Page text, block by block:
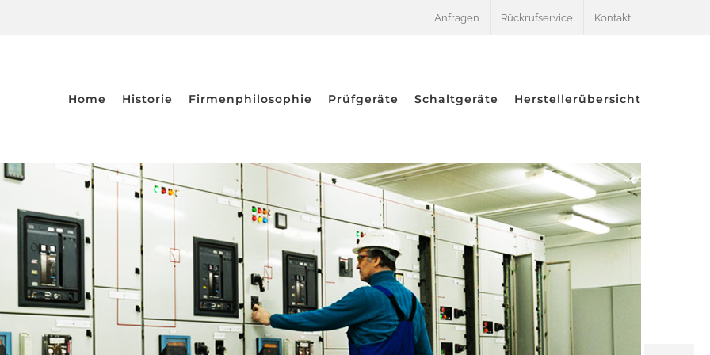
Anfragen Rückrufservice Kontakt
Home Historie Firmenphilosophie Prüfgeräte Schaltgeräte Herstellerübersicht